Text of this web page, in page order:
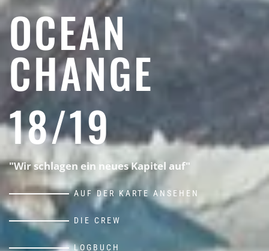
OCEAN
CHANGE
18/19
"Wir schlagen ein neues Kapitel auf"
AUF DER KARTE ANSEHEN
DIE CREW
LOGBUCH